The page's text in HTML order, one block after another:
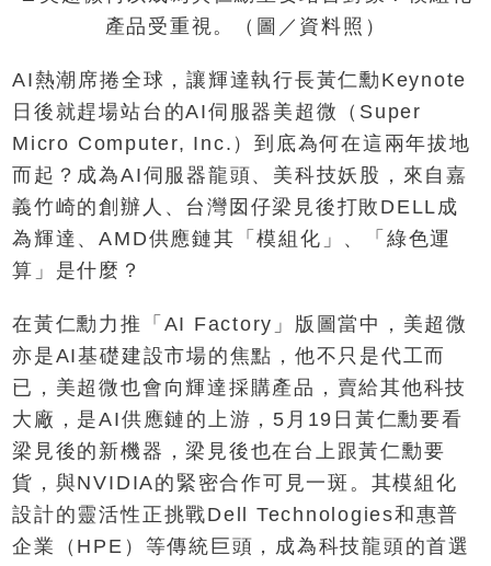
產品受重視。（圖／資料照）
AI熱潮席捲全球，讓輝達執行長黃仁勳Keynote
日後就趕場站台的AI伺服器美超微（Super
Micro Computer, Inc.）到底為何在這兩年拔地
而起？成為AI伺服器龍頭、美科技妖股，來自嘉
義竹崎的創辦人、台灣囡仔梁見後打敗DELL成
為輝達、AMD供應鏈其「模組化」、「綠色運
算」是什麼？
在黃仁勳力推「AI Factory」版圖當中，美超微
亦是AI基礎建設市場的焦點，他不只是代工而
已，美超微也會向輝達採購產品，賣給其他科技
大廠，是AI供應鏈的上游，5月19日黃仁勳要看
梁見後的新機器，梁見後也在台上跟黃仁勳要
貨，與NVIDIA的緊密合作可見一斑。其模組化
設計的靈活性正挑戰Dell Technologies和惠普
企業（HPE）等傳統巨頭，成為科技龍頭的首選